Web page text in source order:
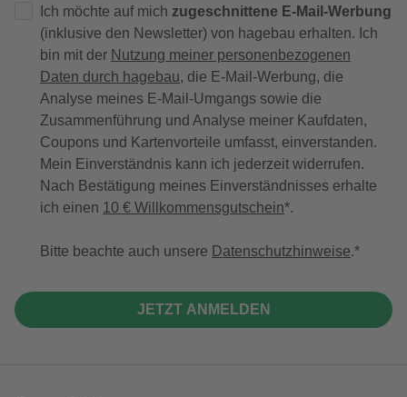
Ich möchte auf mich zugeschnittene E-Mail-Werbung
(inklusive den Newsletter) von hagebau erhalten. Ich
bin mit der Nutzung meiner personenbezogenen
Daten durch hagebau, die E-Mail-Werbung, die
Analyse meines E-Mail-Umgangs sowie die
Zusammenführung und Analyse meiner Kaufdaten,
Coupons und Kartenvorteile umfasst, einverstanden.
Mein Einverständnis kann ich jederzeit widerrufen.
Nach Bestätigung meines Einverständnisses erhalte
ich einen 10 € Willkommensgutschein*.
Bitte beachte auch unsere Datenschutzhinweise.
JETZT ANMELDEN